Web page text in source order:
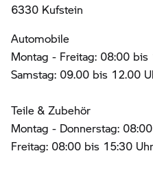
6330 Kufstein
Automobile
Montag - Freitag: 08:00 bis
Samstag: 09.00 bis 12.00
Teile & Zubehör
Montag - Donnerstag:
Freitag: 08:00 bis 15:30 Uhr